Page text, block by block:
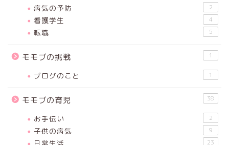
病気の予防 2
看護学生 4
転職 5
モモブの挑戦 1
ブログのこと 1
モモブの育児 38
お手伝い 2
子供の病気 9
23